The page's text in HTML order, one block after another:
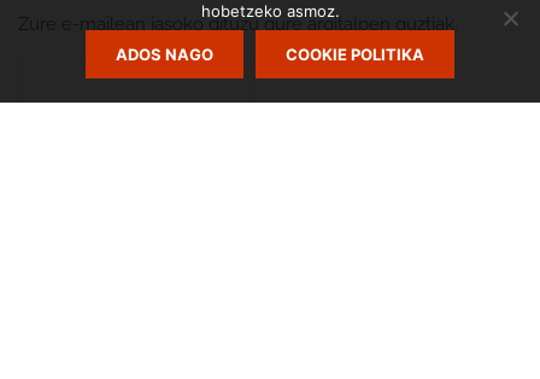
Zure e-mailean jasoko dituzu gure argitalpen guztiak.
hobetzeko asmoz.
ADOS NAGO COOKIE POLITIKA